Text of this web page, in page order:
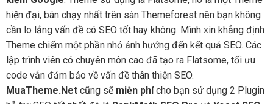
hiện đại, bán chạy nhất trên sàn Themeforest nên bạn không
cần lo lắng vấn đề có SEO tốt hay không. Mình xin khẳng định
Theme chiếm một phần nhỏ ảnh hướng đến kết quả SEO. Các
lập trình viên có chuyên môn cao đã tạo ra Flatsome, tối ưu
code vẫn đảm bảo về vấn đề thân thiện SEO.
MuaTheme.Net cũng sẽ miễn phícho bạn sử dụng 2 Plugin